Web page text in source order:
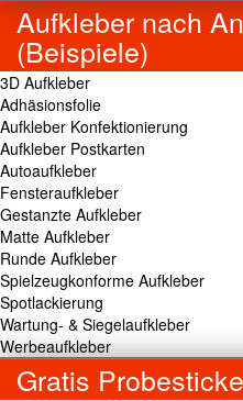
Aufkleber nach
(Beispiele)
3D Aufkleber
Adhäsionsfolie
Aufkleber Konfektionierung
Aufkleber Postkarten
Autoaufkleber
Fensteraufkleber
Gestanzte Aufkleber
Matte Aufkleber
Runde Aufkleber
Spielzeugkonforme Aufkleber
Spotlackierung
Wartung- & Siegelaufkleber
Werbeaufkleber
Gratis